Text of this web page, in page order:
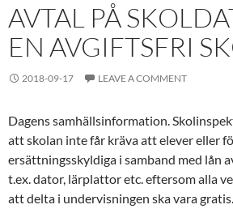
AVTAL PÅ
EN AVGIFTSFRI
2018-09-17 LEAVE A COMMENT
Dagens samhällsinformation.
att skolan inte får kräva att elever eller
ersättningsskyldiga i samband med lån
t.ex. dator, lärplattor etc. eftersom alla
att delta i undervisningen ska vara